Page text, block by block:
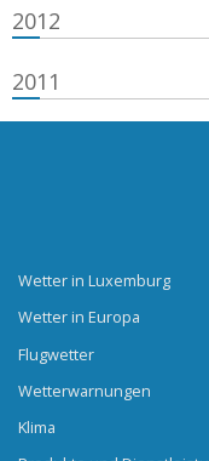
2012
2011
Wetter in Luxemburg
Wetter in Europa
Flugwetter
Wetterwarnungen
Klima